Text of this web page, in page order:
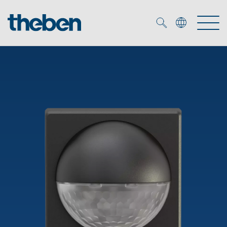
Smart Home
Närvaro- och rörelsedetektor
LED strålkastare
OEM lösningar
DALI-2 Beslysningsstyrning
KNX-system
Mediacenter